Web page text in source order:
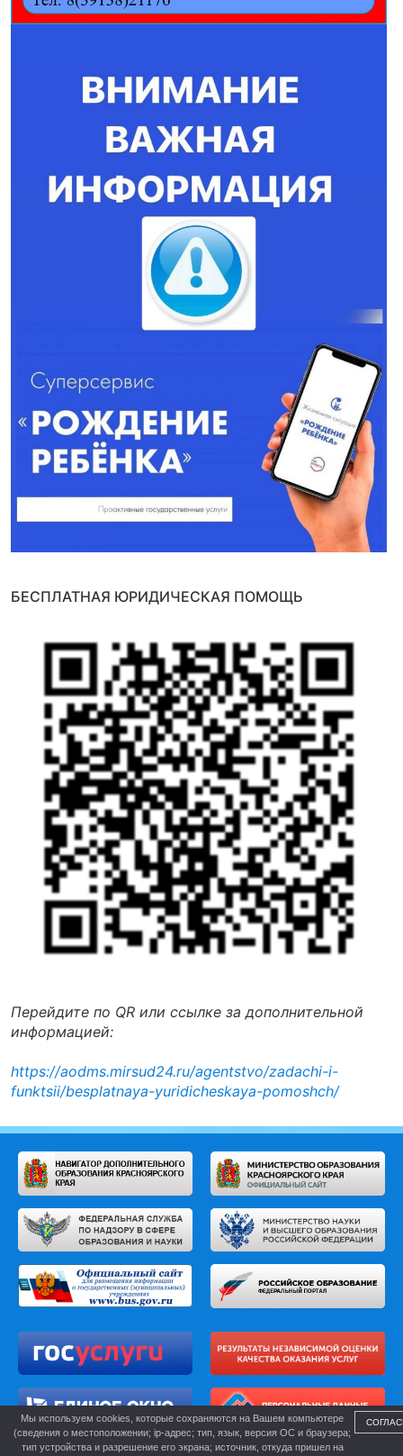
БЕСПЛАТНАЯ ЮРИДИЧЕСКАЯ ПОМОЩЬ
Перейдите по QR или ссылке за дополнительной
информацией:
https://aodms.mirsud24.ru/agentstvo/zadachi-i-
funktsii/besplatnaya-yuridicheskaya-pomoshch/
Мы используем cookies, которые сохраняются на Вашем компьютере
(сведения о местоположении; ip-адрес; тип, язык, версия ОС и браузера;
тип устройства и разрешение его экрана; источник, откуда пришел на